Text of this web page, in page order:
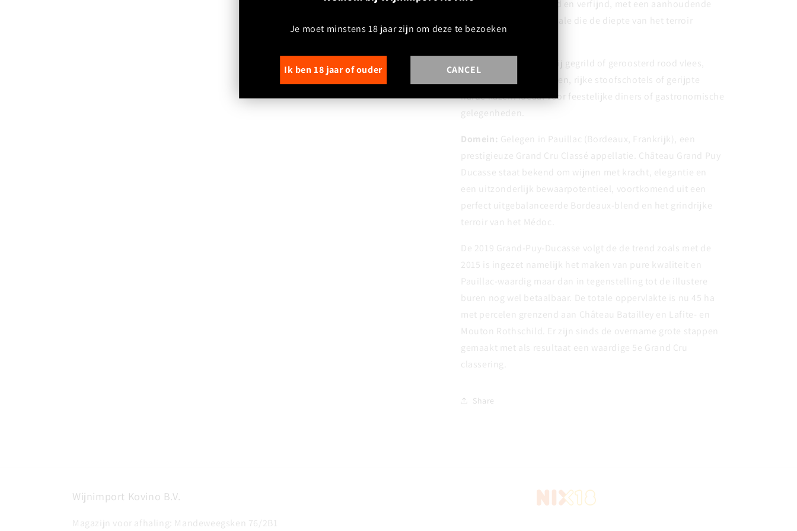
Afdronk:
Lang, gelaagd en verfijnd, met een aanhoudende
minerale en fruitige finale die de diepte van het terroir
Perfect bij gegrild of geroosterd rood vlees,
lamsvlees, wildgerechten, rijke stoofschotels of gerijpte
harde kazen. Ideaal voor feestelijke diners of gastronomische
gelegenheden.
Domein: Gelegen in Pauillac (Bordeaux, Frankrijk), een
prestigieuze Grand Cru Classé appellatie. Château Grand Puy
Ducasse staat bekend om wijnen met kracht, elegantie en
een uitzonderlijk bewaarpotentieel, voortkomend uit een
perfect uitgebalanceerde Bordeaux-blend en het grindrijke
terroir van het Médoc.
De 2019 Grand-Puy-Ducasse volgt de de trend zoals met de
2015 is ingezet namelijk het maken van pure kwaliteit en
Pauillac-waardig maar dan in tegenstelling tot de illustere
buren nog wel betaalbaar. De totale oppervlakte is nu 45 ha
met percelen grenzend aan Château Batailley en Lafite- en
Mouton Rothschild. Er zijn sinds de overname grote stappen
gemaakt met als resultaat een waardige 5e Grand Cru
classering.
Share
Wijnimport Kovino B.V.
Magazijn voor afhaling: Mandeweegsken 76/2B1
Je moet minstens 18 jaar zijn om deze te bezoeken
Ik ben 18 jaar of ouder CANCEL